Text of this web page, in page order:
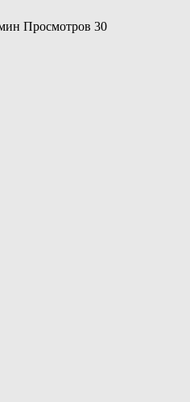
Просмотров 30